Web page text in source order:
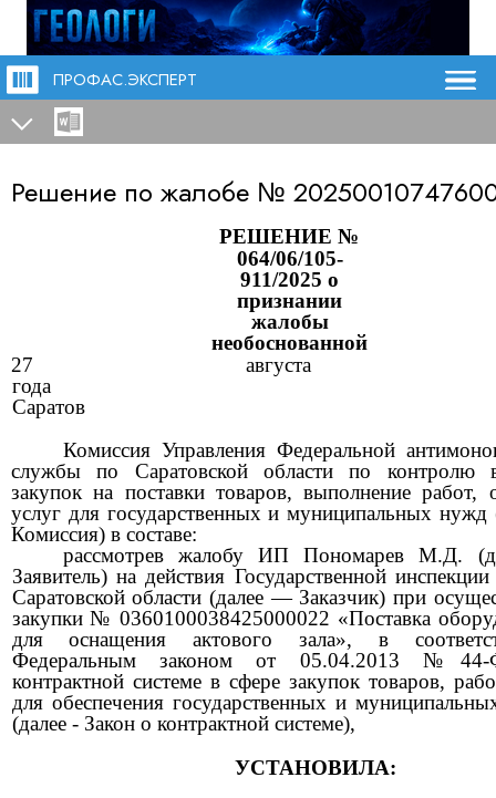
ПРОФАС.ЭКСПЕРТ
Решение по жалобе №
РЕШЕНИЕ №
064/06/105-
911/2025 о
признании
жалобы
необоснованной
27 августа
года
Саратов
Комиссия Управления Федеральной
службы по Саратовской области по контролю
закупок на поставки товаров, выполнение работ,
услуг для государственных и муниципальных нужд
Комиссия) в составе:
рассмотрев жалобу ИП Пономарев М.Д.
Заявитель) на действия Государственной
Саратовской области (далее — Заказчик) при
закупки № 0360100038425000022 «Поставка
для оснащения актового зала», в
Федеральным законом от 05.04.2013
контрактной системе в сфере закупок товаров,
для обеспечения государственных и
(далее - Закон о контрактной системе),
УСТАНОВИЛА: